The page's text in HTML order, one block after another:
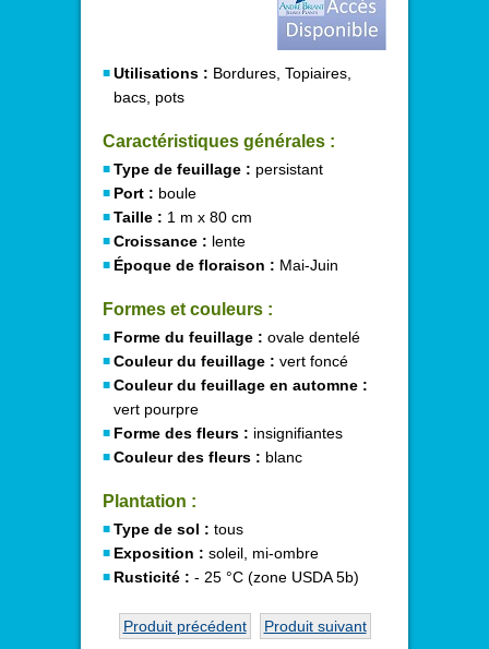
Utilisations : Bordures, Topiaires,
bacs, pots
Caractéristiques générales :
Type de feuillage : persistant
Port : boule
Taille : 1 m x 80 cm
Croissance : lente
Époque de floraison : Mai-Juin
Formes et couleurs :
Forme du feuillage : ovale dentelé
Couleur du feuillage : vert foncé
Couleur du feuillage en automne :
vert pourpre
Forme des fleurs : insignifiantes
Couleur des fleurs : blanc
Plantation :
Type de sol : tous
Exposition : soleil, mi-ombre
Rusticité : - 25 °C (zone USDA 5b)
Produit précédent Produit suivant